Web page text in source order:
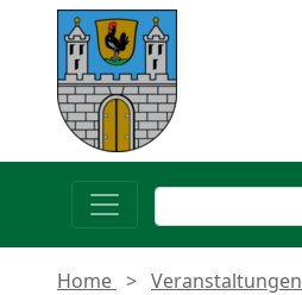
Home Veranstaltungen